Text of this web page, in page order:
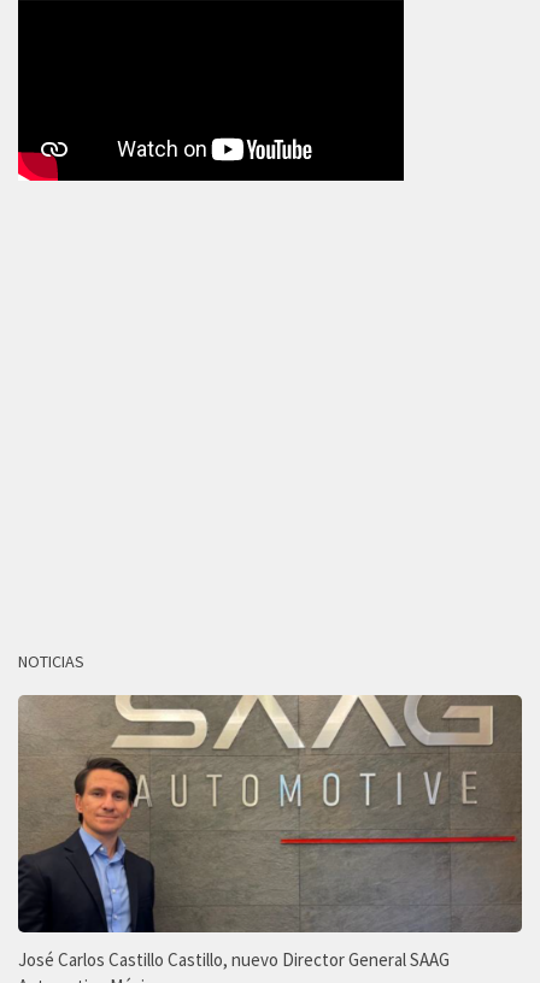
NOTICIAS
José Carlos Castillo Castillo, nuevo Director General SAAG